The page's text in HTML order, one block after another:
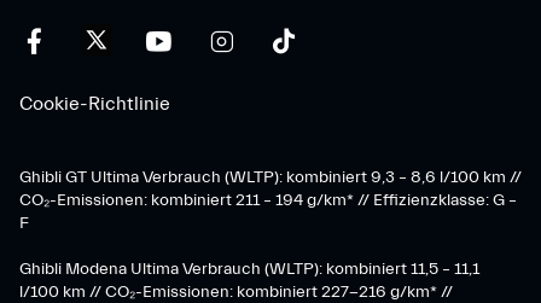
Cookie-Richtlinie
Ghibli GT Ultima Verbrauch (WLTP): kombiniert 9,3 – 8,6 l/100 km //
CO₂-Emissionen: kombiniert 211 – 194 g/km* // Effizienzklasse: G –
F
Ghibli Modena Ultima Verbrauch (WLTP): kombiniert 11,5 – 11,1
l/100 km // CO₂-Emissionen: kombiniert 227-216 g/km* //